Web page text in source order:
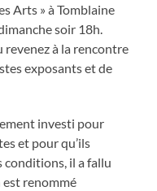
Arts » à Tomblaine
soir 18h.
revenez à la rencontre
exposants et de
investi pour
et pour qu’ils
conditions, il a fallu
renommé